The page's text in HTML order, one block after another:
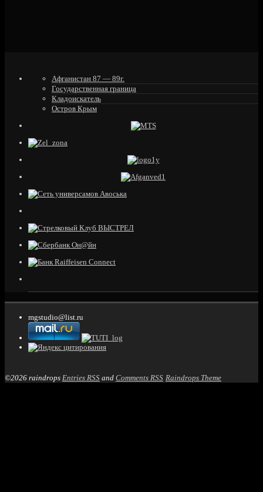
Афганистан 87 — 89г.
Государственная граница
Кладоискатель
Остров Крым
mgstudio@list.ru
©2026 raindrops Entries RSS and Comments RSS Raindrops Theme